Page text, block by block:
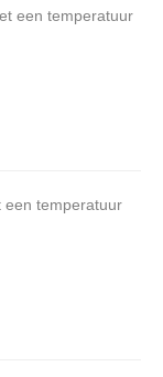
een temperatuur
een temperatuur